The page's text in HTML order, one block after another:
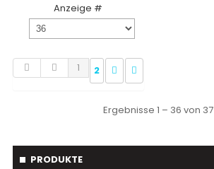
PRODUKTE
Anzeige #
1 2
Ergebnisse 1 – 36 von 37